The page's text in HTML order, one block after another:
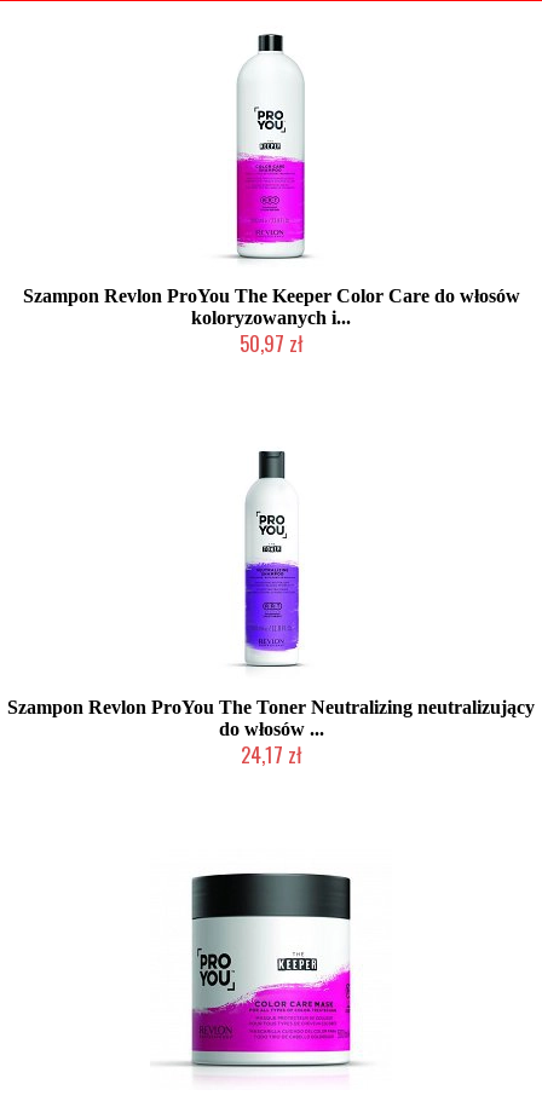
Szampon Revlon ProYou The Keeper Color Care do włosów
koloryzowanych i...
50,97 zł
Szampon Revlon ProYou The Toner Neutralizing neutralizujący
do włosów ...
24,17 zł